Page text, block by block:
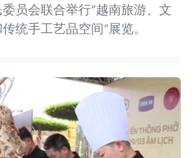
员会联合举行“越南旅游、文
统手工艺品空间”展览。